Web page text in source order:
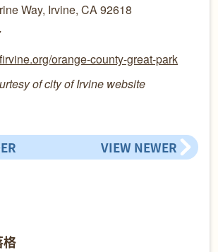
Way, Irvine, CA 92618
orange-county-great-park
of city of Irvine website
VIEW NEWER
格